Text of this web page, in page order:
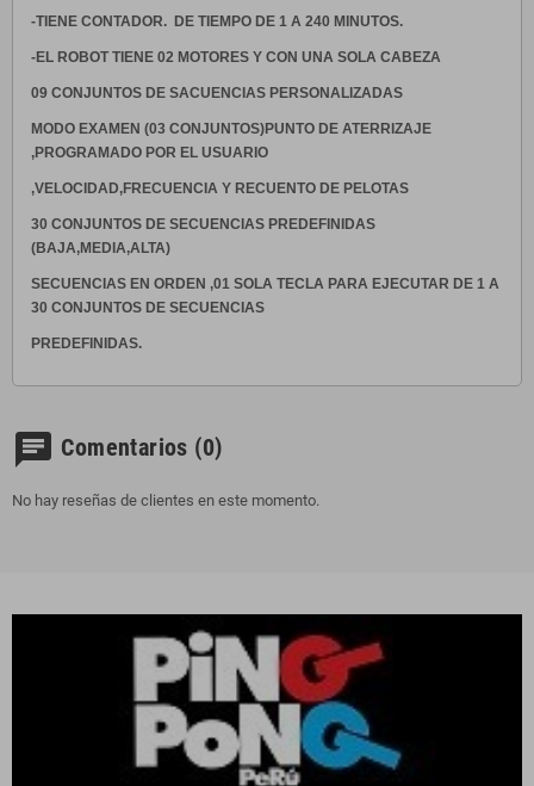
-TIENE CONTADOR. DE TIEMPO DE 1 A 240 MINUTOS.
-EL ROBOT TIENE 02 MOTORES Y CON UNA SOLA CABEZA
09 CONJUNTOS DE SACUENCIAS PERSONALIZADAS
MODO EXAMEN (03 CONJUNTOS)PUNTO DE ATERRIZAJE
,PROGRAMADO POR EL USUARIO
,VELOCIDAD,FRECUENCIA Y RECUENTO DE PELOTAS
30 CONJUNTOS DE SECUENCIAS PREDEFINIDAS
(BAJA,MEDIA,ALTA)
SECUENCIAS EN ORDEN ,01 SOLA TECLA PARA EJECUTAR DE 1 A
30 CONJUNTOS DE SECUENCIAS
PREDEFINIDAS.
chat Comentarios (0)
No hay reseñas de clientes en este momento.